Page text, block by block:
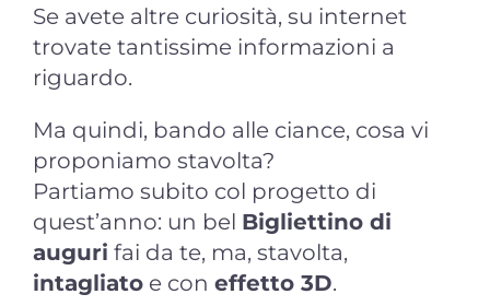
Se avete altre curiosità, su internet
trovate tantissime informazioni a
riguardo.
Ma quindi, bando alle ciance, cosa vi
proponiamo stavolta?
Partiamo subito col progetto di
quest’anno: un bel Bigliettino di
auguri fai da te, ma, stavolta,
intagliato e con effetto 3D.